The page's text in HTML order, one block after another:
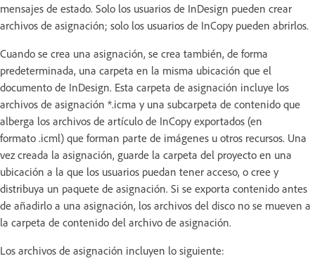
mensajes de estado. Solo los usuarios de InDesign pueden crear
archivos de asignación; solo los usuarios de InCopy pueden abrirlos.
Cuando se crea una asignación, se crea también, de forma
predeterminada, una carpeta en la misma ubicación que el
documento de InDesign. Esta carpeta de asignación incluye los
archivos de asignación *.icma y una subcarpeta de contenido que
alberga los archivos de artículo de InCopy exportados (en
formato .icml) que forman parte de imágenes u otros recursos. Una
vez creada la asignación, guarde la carpeta del proyecto en una
ubicación a la que los usuarios puedan tener acceso, o cree y
distribuya un paquete de asignación. Si se exporta contenido antes
de añadirlo a una asignación, los archivos del disco no se mueven a
la carpeta de contenido del archivo de asignación.
Los archivos de asignación incluyen lo siguiente: